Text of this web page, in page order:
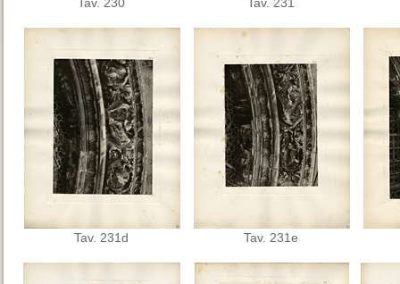
Tav. 231d Tav. 231e